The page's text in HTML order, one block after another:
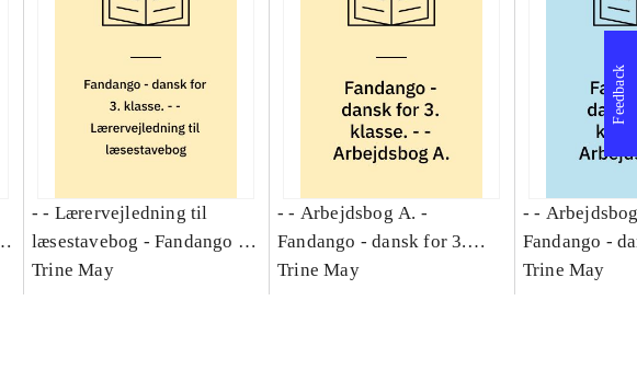
- - Lærervejledning til
læsestavebog - Fandango -
dansk for 3. klasse :
Trine May
- - Arbejdsbog A. -
Fandango - dansk for 3.
klasse : grundbog. - -
Trine May
- -
Fandango -
klasse :
Trine May
Feedback